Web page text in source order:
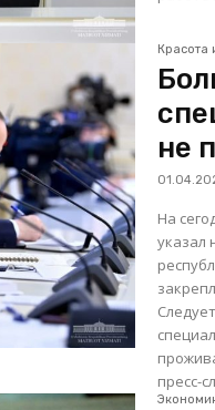
Красота
не
На
указал